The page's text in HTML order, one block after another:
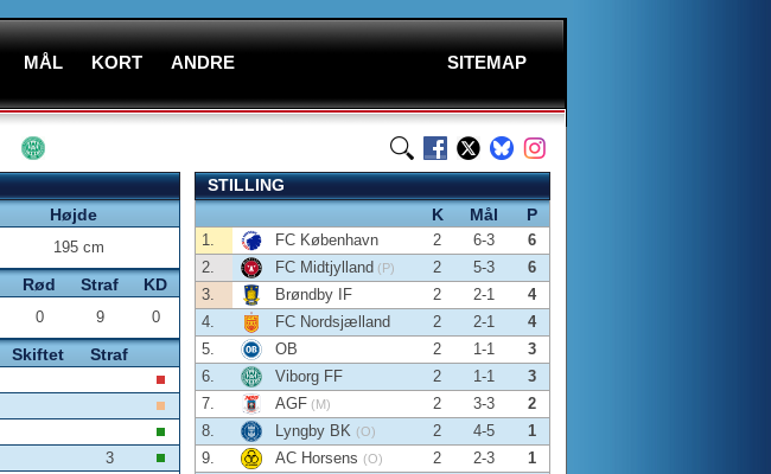
MÅL KORT ANDRE SITEMAP
Højde
195 cm
Rød Straf KD
0 9 0
Skiftet Straf
3
STILLING
K
Mål P
1. FC København 2 6-3
6
2.
FC Midtjylland (P) 2 5-3
6
3.
Brøndby IF 2 2-1
4
4.
FC Nordsjælland 2 2-1
4
5.
OB 2 1-1
3
6.
Viborg FF 2 1-1
3
7.
AGF (M) 2 3-3
2
8.
Lyngby BK (O) 2 4-5
1
9.
AC Horsens (O) 2 2-3
1